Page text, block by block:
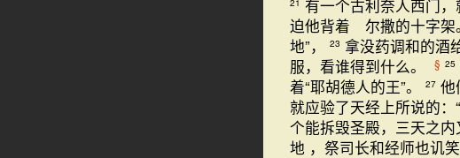
有一个古利奈人西门
迫他背着 尔撒的十字架
地”，
23 拿没药调和的酒
服，看谁得到什么。
§ 25
着“耶胡德人的王”。
27 他
就应验了天经上所说的：
个能拆毁圣殿，三天之内
地 ，祭司长和经师也讥